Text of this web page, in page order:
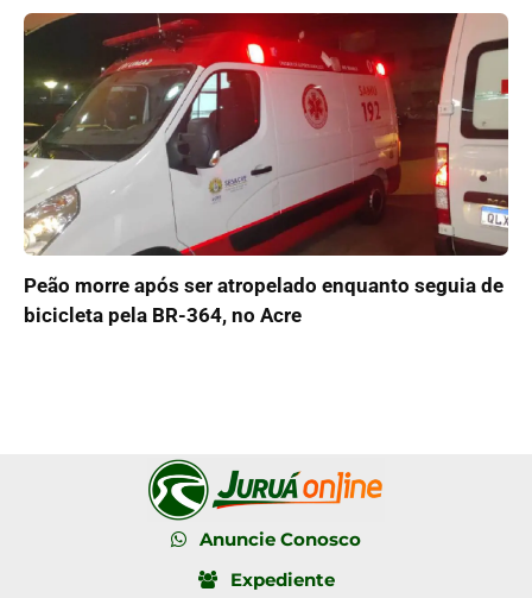
Peão morre após ser atropelado enquanto seguia de
bicicleta pela BR-364, no Acre
Anuncie Conosco
Expediente